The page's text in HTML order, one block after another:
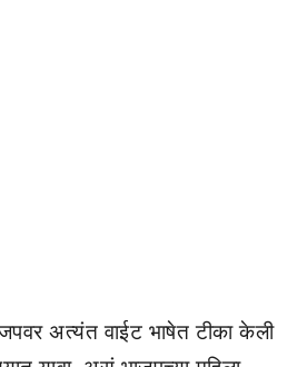
अत्यंत वाईट भाषेत टीका केली